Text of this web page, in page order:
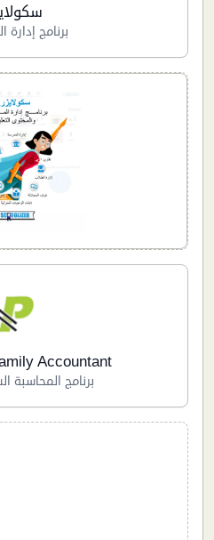
برنامج إدارة
Accountant
برنامج المحاسبة